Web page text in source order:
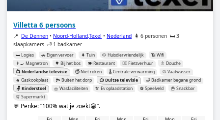
Villetta 6 persoons
📍 De Dennen • Noord-Holland,Texel • Nederland 🧍 6 personen 🛏️ 3
slaapkamers 🛁 1 badkamer
🛏️ Logies 🚗 Eigen vervoer 🌲 Tuin 🐶 Huisdiervriendelijk
📶 Wifi
👨‍🍳 Magnetron
🌳 Bij het bos 🍽️ Restaurant 🚴‍♂️ Fietsverhuur
🚿 Douche
📺 Nederlandse televisie
🚭 Niet roken 🌡️ Centrale verwarming
🧼 Vaatwasser
🔥 Gaskookplaat
🏞️ Buiten het dorp 📺 Duitse televisie
🛁 Badkamer begane grond
🪑 Kinderstoel
🧺 Wasfaciliteiten 🔌 Ev oplaadstation ⚽️ Speelveld
🍟 Snackbar
🛒 Supermarkt
💬 Penke: 100% wat je zoekt😁 .